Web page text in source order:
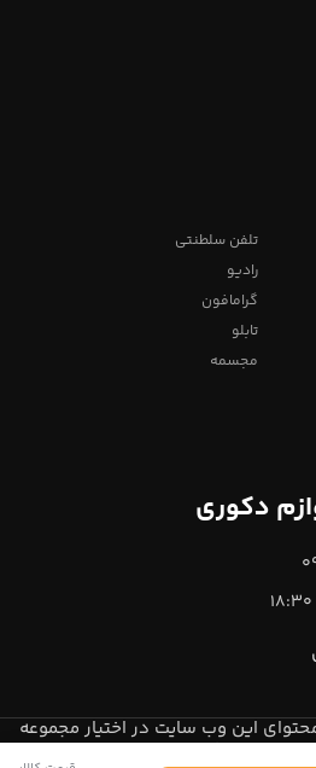
تلفن سلطنتی
رادیو
گرامافون
تابلو
مجسمه
دکوری
این وب سایت در اختیار مجموعه
تایممی باشد.